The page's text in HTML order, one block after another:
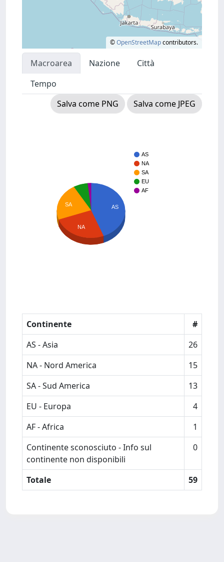
©OpenStreetMapcontributors.
Macroarea Nazione
Città
Tempo
Salva come PNG
Salva come JPEG
AS
NA
SA
EU
AF
AS
SA
NA
Continente
#
AS - Asia
26
NA - Nord America
15
SA - Sud America
13
EU - Europa
4
AF - Africa
1
Continente sconosciuto - Info sul
continente non disponibili
0
Totale 59